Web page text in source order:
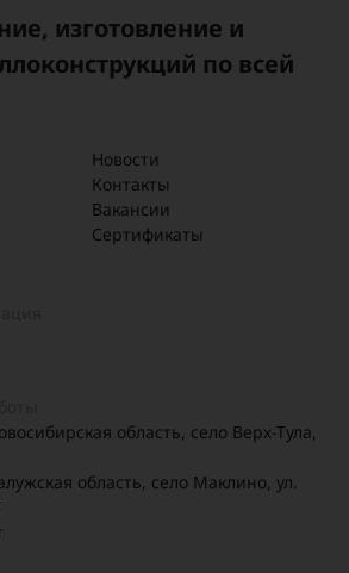
изготовление и
по всей
Новости
Контакты
Вакансии
Сертификаты
область, село Верх-Тула,
область, село Маклино, ул.